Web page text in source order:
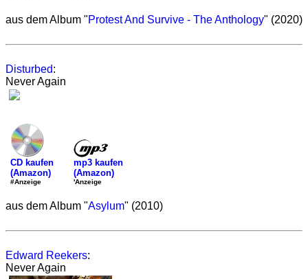
aus dem Album "Protest And Survive - The Anthology" (2020)
Disturbed:
Never Again
CD kaufen
(Amazon)
#Anzeige
mp3 kaufen
(Amazon)
'Anzeige
aus dem Album "Asylum" (2010)
Edward Reekers:
Never Again